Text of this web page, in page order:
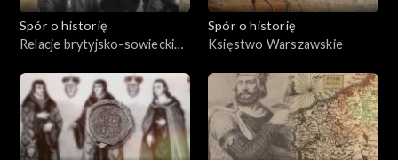
Spór o historię
Relacje brytyjsko-sowieckie
Spór o historię
Księstwo Warszawskie